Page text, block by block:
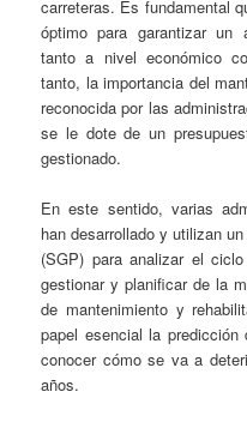
carreteras. Es fundamental
óptimo para garantizar un
tanto a nivel económico
tanto, la importancia del
reconocida por las
se le dote de un
gestionado.
En este sentido, varias
han desarrollado y utilizan
(SGP) para analizar el
gestionar y planificar de la
de mantenimiento y
papel esencial la
conocer cómo se va a
años.